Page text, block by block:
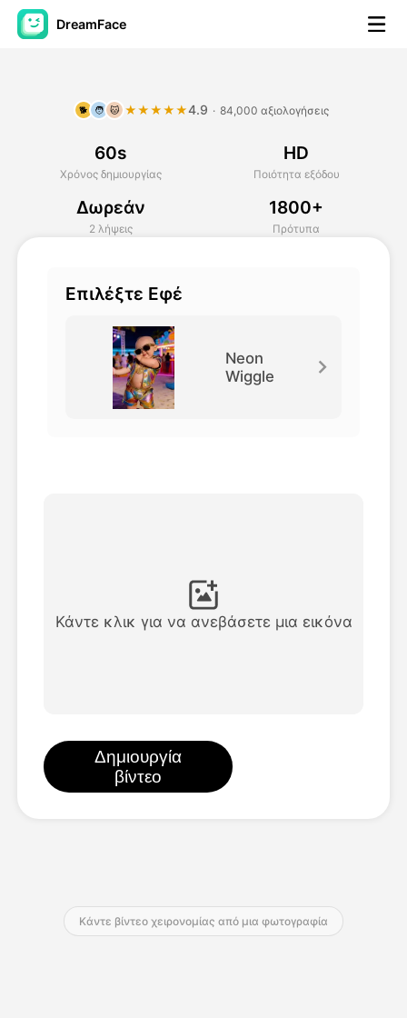
DreamFace
Βίντεο του Avatar
Βίντεο
Φωτογραφία
Δείτε όλα τα πρότυπα
Blog
🐕 🧑 🐱 ★★★★★4.9 · 84,000 αξιολογήσεις
60s
Χρόνος δημιουργίας
HD
Ποιότητα εξόδου
Δωρεάν
2 λήψεις
1800+
Πρότυπα
Επιλέξτε Εφέ
Neon
Wiggle
Κάντε κλικ για να ανεβάσετε μια εικόνα
Δημιουργία
βίντεο
Κάντε βίντεο χειρονομίας από μια φωτογραφία